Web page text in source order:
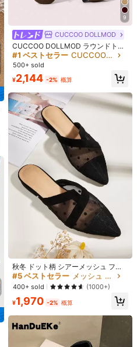
¥249 節約
#タイムレスグレイス
ッドトゥ ミュール、厚手ヒール スリ
ッポン バックレス ローファー、特許
革 クローズドトゥ スライド
#1 ベストセラー
500+ sold
1,792 -12% 概算
#1 ベストセラー
#1 ベストセラー プレーン 女性用フラット
売り切れ間近！
#1 ベストセラー プレーン 女性用フラット
売り切れ間近！
#1 ベストセラー
5k+ sold (1000+)
2,495
9
CUCCOO DOLLMOD
CUCCOO DOLLMOD ラウンドトゥ
ソフトボトム スエード ストラップ
カラーブロック メタルリベット装飾
バレエリボン フラット カジュアル
スリッポンローファー レディース バ
レンタインデー向け
#1 ベストセラー CUCCOO ビーチシューズ
500+ sold
¥2,144 -2% 概算
秋冬 ドット柄 シアーメッシュ フラ
ットミュール
#5 ベストセラー
高リピート率
#5 ベストセラー メッシュ 女性用フラット
高リピート率
#5 ベストセラー メッシュ 女性用フラット
高リピート率
#5 ベストセラー メッシュ 女性用フラット
高リピート率
400+ sold (1000+)
¥1,970 -2% 概算